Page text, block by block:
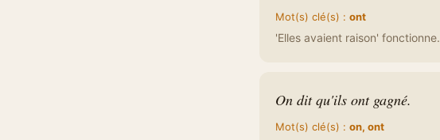
Mot(s) clé(s) : ont
'Elles avaient raison' fonctionne.
On dit qu'ils ont gagné.
Mot(s) clé(s) : on, ont